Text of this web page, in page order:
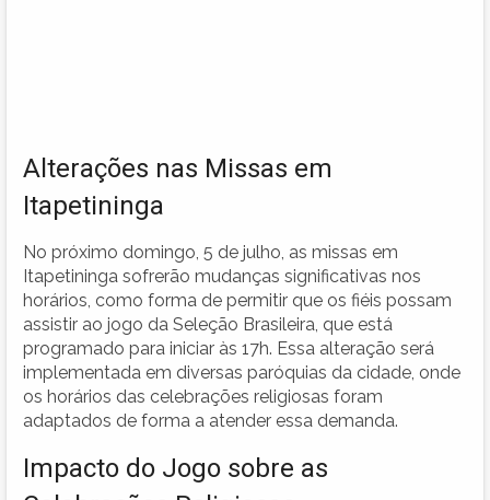
Alterações nas Missas em
Itapetininga
No próximo domingo, 5 de julho, as missas em
Itapetininga sofrerão mudanças significativas nos
horários, como forma de permitir que os fiéis possam
assistir ao jogo da Seleção Brasileira, que está
programado para iniciar às 17h. Essa alteração será
implementada em diversas paróquias da cidade, onde
os horários das celebrações religiosas foram
adaptados de forma a atender essa demanda.
Impacto do Jogo sobre as